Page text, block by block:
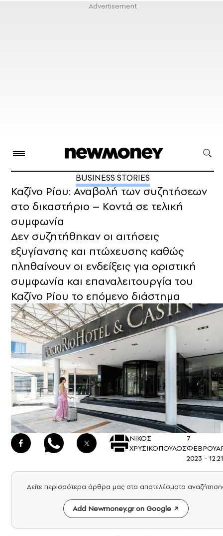
BUSINESS STORIES
Καζίνο Ρίου: Αναβολή των συζητήσεων
στο δικαστήριο – Κοντά σε τελική
συμφωνία
Δεν συζητήθηκαν οι αιτήσεις
εξυγίανσης και πτώχευσης καθώς
πληθαίνουν οι ενδείξεις για οριστική
συμφωνία και επαναλειτουργία του
Καζίνο Ρίου το επόμενο διάστημα
ΝΙΚΟΣ
ΧΡΥΣΙΚΟΠΟΥΛΟΣ
7
2023 - 12:21
Δείτε περισσότερα άρθρα μας στα αποτελέσματα
Add Newmoney.gr on Google